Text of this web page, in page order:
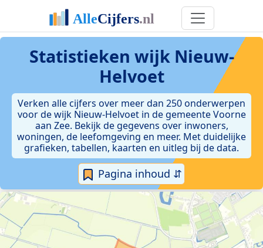
Statistieken wijk Nieuw-
Helvoet
Verken alle cijfers over meer dan 250 onderwerpen
voor de wijk Nieuw-Helvoet in de gemeente Voorne
aan Zee. Bekijk de gegevens over inwoners,
woningen, de leefomgeving en meer. Met duidelijke
grafieken, tabellen, kaarten en uitleg bij de data.
Pagina inhoud ⇵